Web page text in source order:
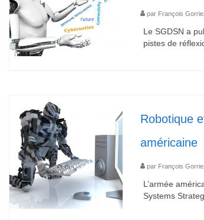
par François
Le SGDSN a
pistes de
Robotique
américaine
par François
L’armée
Systems